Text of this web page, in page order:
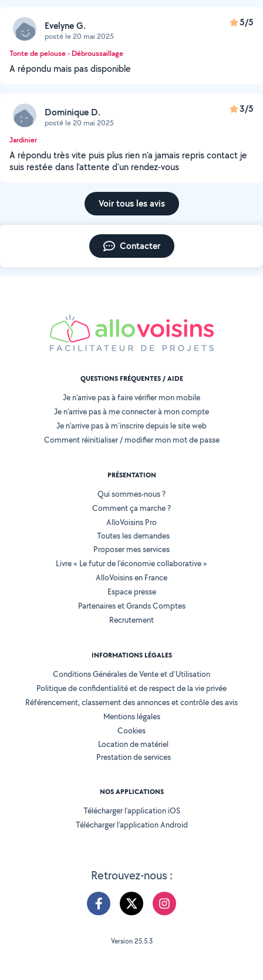
Evelyne G.
posté le 20 mai 2025
5/5
Tonte de pelouse - Débroussaillage
A répondu mais pas disponible
Dominique D.
posté le 20 mai 2025
3/5
Jardinier
A répondu très vite puis plus rien n'a jamais repris contact je
suis restée dans l'attente d'un rendez-vous
Voir tous les avis
Contacter
Retrouvez-nous :
QUESTIONS FRÉQUENTES / AIDE
Je n'arrive pas à faire vérifier mon mobile
Je n'arrive pas à me connecter à mon compte
Je n'arrive pas à m'inscrire depuis le site web
Comment réinitialiser / modifier mon mot de passe
PRÉSENTATION
Qui sommes-nous ?
Comment ça marche ?
AlloVoisins Pro
Toutes les demandes
Proposer mes services
Livre « Le futur de l'économie collaborative »
AlloVoisins en France
Espace presse
Partenaires et Grands Comptes
Recrutement
INFORMATIONS LÉGALES
Conditions Générales de Vente et d'Utilisation
Politique de confidentialité et de respect de la vie privée
Référencement, classement des annonces et contrôle des avis
Mentions légales
Cookies
Location de matériel
Prestation de services
NOS APPLICATIONS
Télécharger l’application iOS
Télécharger l’application Android
Version 25.5.3